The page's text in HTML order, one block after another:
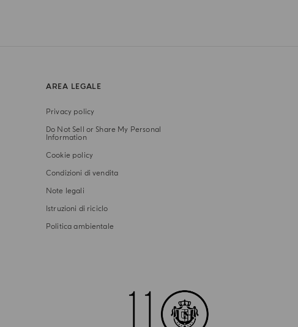
AREA LEGALE
Privacy policy
Do Not Sell or Share My Personal
Information
Cookie policy
Condizioni di vendita
Note legali
Istruzioni di riciclo
Politica ambientale